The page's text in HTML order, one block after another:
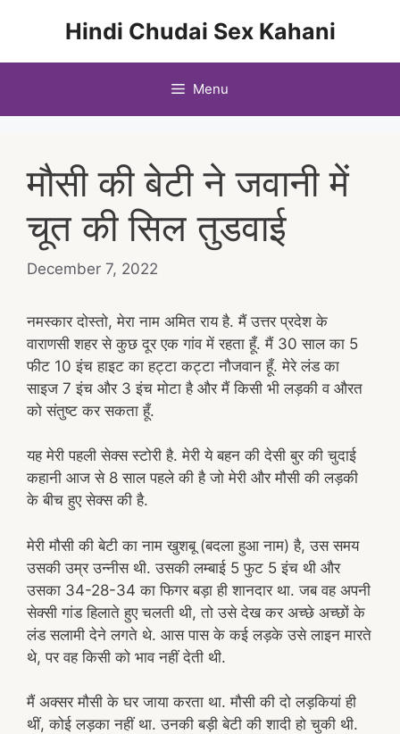
Hindi Chudai Sex Kahani
Menu
मौसी की बेटी ने जवानी में
चूत की सिल तुडवाई
December 7, 2022
नमस्कार दोस्तो, मेरा नाम अमित राय है. मैं उत्तर प्रदेश के
वाराणसी शहर से कुछ दूर एक गांव में रहता हूँ. मैं 30 साल का 5
फीट 10 इंच हाइट का हट्टा कट्टा नौजवान हूँ. मेरे लंड का
साइज 7 इंच और 3 इंच मोटा है और मैं किसी भी लड़की व औरत
को संतुष्ट कर सकता हूँ.
यह मेरी पहली सेक्स स्टोरी है. मेरी ये बहन की देसी बुर की चुदाई
कहानी आज से 8 साल पहले की है जो मेरी और मौसी की लड़की
के बीच हुए सेक्स की है.
मेरी मौसी की बेटी का नाम खुशबू (बदला हुआ नाम) है, उस समय
उसकी उम्र उन्नीस थी. उसकी लम्बाई 5 फुट 5 इंच थी और
उसका 34-28-34 का फिगर बड़ा ही शानदार था. जब वह अपनी
सेक्सी गांड हिलाते हुए चलती थी, तो उसे देख कर अच्छे अच्छों के
लंड सलामी देने लगते थे. आस पास के कई लड़के उसे लाइन मारते
थे, पर वह किसी को भाव नहीं देती थी.
मैं अक्सर मौसी के घर जाया करता था. मौसी की दो लड़कियां ही
थीं, कोई लड़का नहीं था. उनकी बड़ी बेटी की शादी हो चुकी थी.